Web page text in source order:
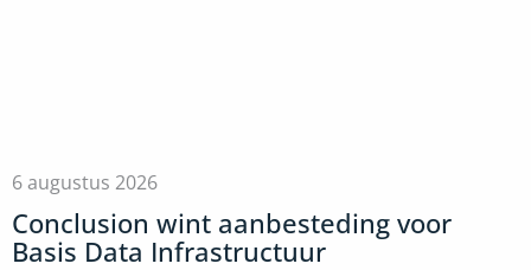
6 augustus 2026
Conclusion wint aanbesteding voor
Basis Data Infrastructuur